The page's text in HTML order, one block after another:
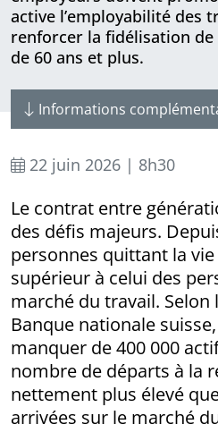
active l’employabilité des
renforcer la fidélisation
de 60 ans et plus.
Informations
22 juin 2026 | 8h30
Le contrat entre
des défis majeurs.
personnes quittant la
supérieur à celui des
marché du travail. Selon
Banque nationale
manquer de 400 000
nombre de départs à la
nettement plus élevé
arrivées sur le marché